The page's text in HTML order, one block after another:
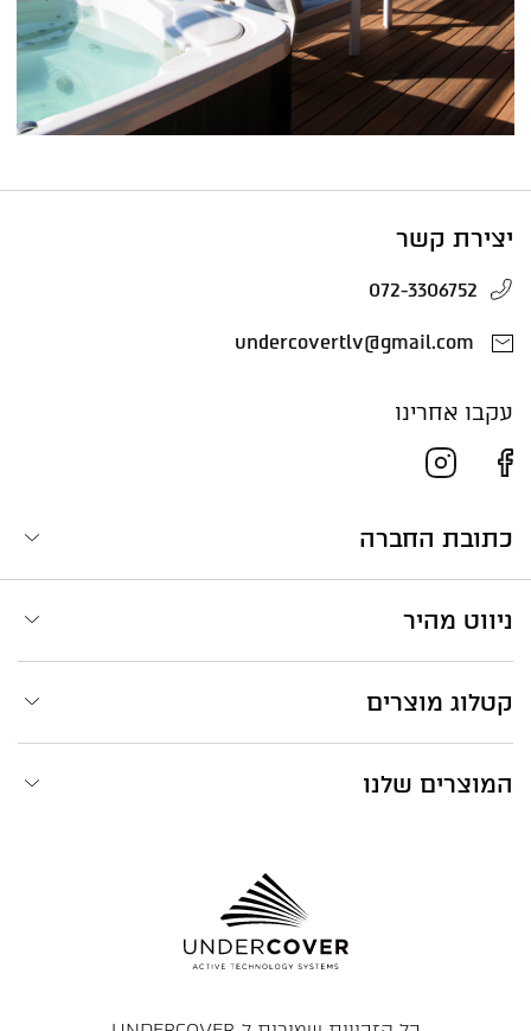
יצירת קשר
072-3306752
עקבו אחרינו
כתובת החברה
ניווט מהיר
קטלוג מוצרים
המוצרים שלנו